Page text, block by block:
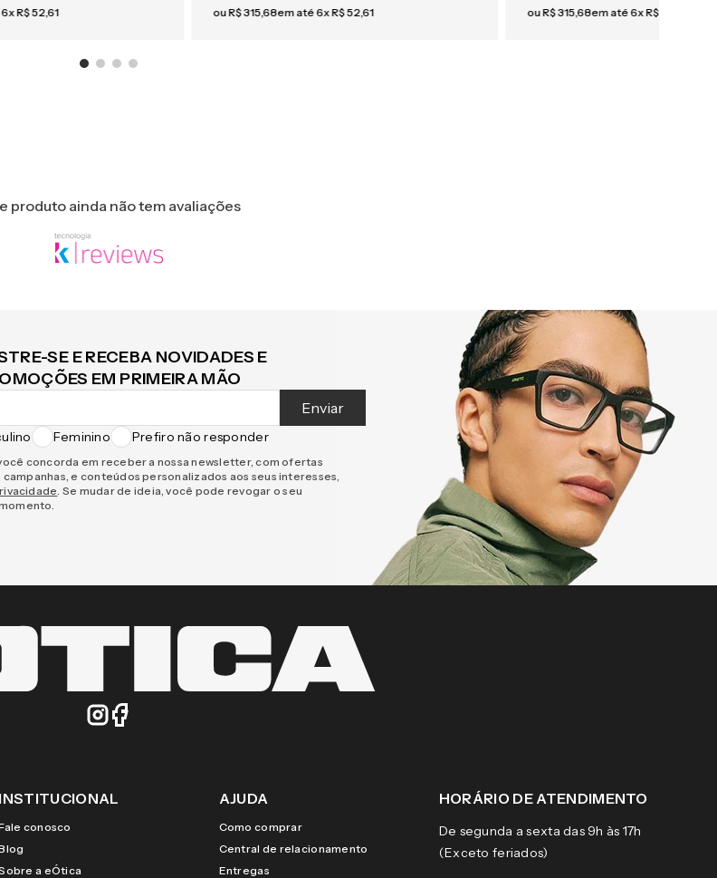
6xR$52,61
ouR$315,68em até6xR$52,61
ouR$315,68em até6xR$
produto ainda não tem avaliações
SE E RECEBA NOVIDADES E
EM PRIMEIRA MÃO
Enviar
Feminino Prefiro não responder
concorda em receber a nossa newsletter, com ofertas
e conteúdos personalizados aos seus interesses,
. Se mudar de ideia, você pode revogar o seu
INSTITUCIONAL
conosco
a eÓtica
AJUDA
Como comprar
Central de relacionamento
Entregas
HORÁRIO DE ATENDIMENTO
De segunda a sexta das 9h às 17h
(Exceto feriados)